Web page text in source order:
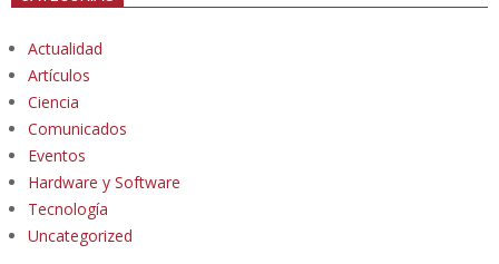
Actualidad
Artículos
Ciencia
Comunicados
Eventos
Hardware y Software
Tecnología
Uncategorized